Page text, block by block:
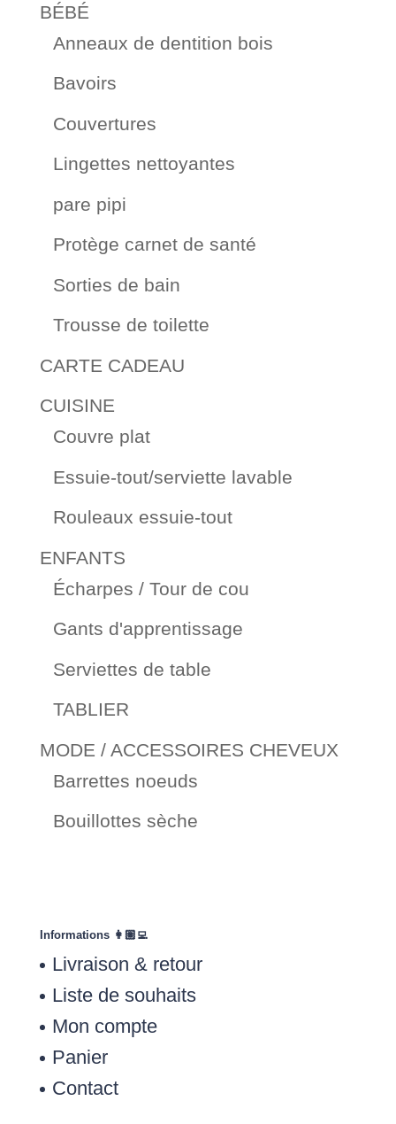
BÉBÉ
Anneaux de dentition bois
Bavoirs
Couvertures
Lingettes nettoyantes
pare pipi
Protège carnet de santé
Sorties de bain
Trousse de toilette
CARTE CADEAU
CUISINE
Couvre plat
Essuie-tout/serviette lavable
Rouleaux essuie-tout
ENFANTS
Écharpes / Tour de cou
Gants d'apprentissage
Serviettes de table
TABLIER
MODE / ACCESSOIRES CHEVEUX
Barrettes noeuds
Bouillottes sèche
Informations 👩🏽‍💻
Livraison & retour
Liste de souhaits
Mon compte
Panier
Contact